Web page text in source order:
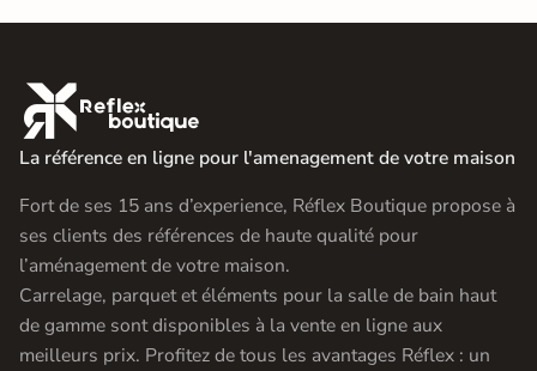

La référence en ligne pour l'amenagement de votre maison
Fort de ses 15 ans d’experience, Réflex Boutique propose à
ses clients des références de haute qualité pour
l’aménagement de votre maison.
Carrelage, parquet et éléments pour la salle de bain haut
de gamme sont disponibles à la vente en ligne aux
meilleurs prix. Profitez de tous les avantages Réflex : un